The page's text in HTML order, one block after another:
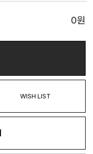
0원
WISH LIST